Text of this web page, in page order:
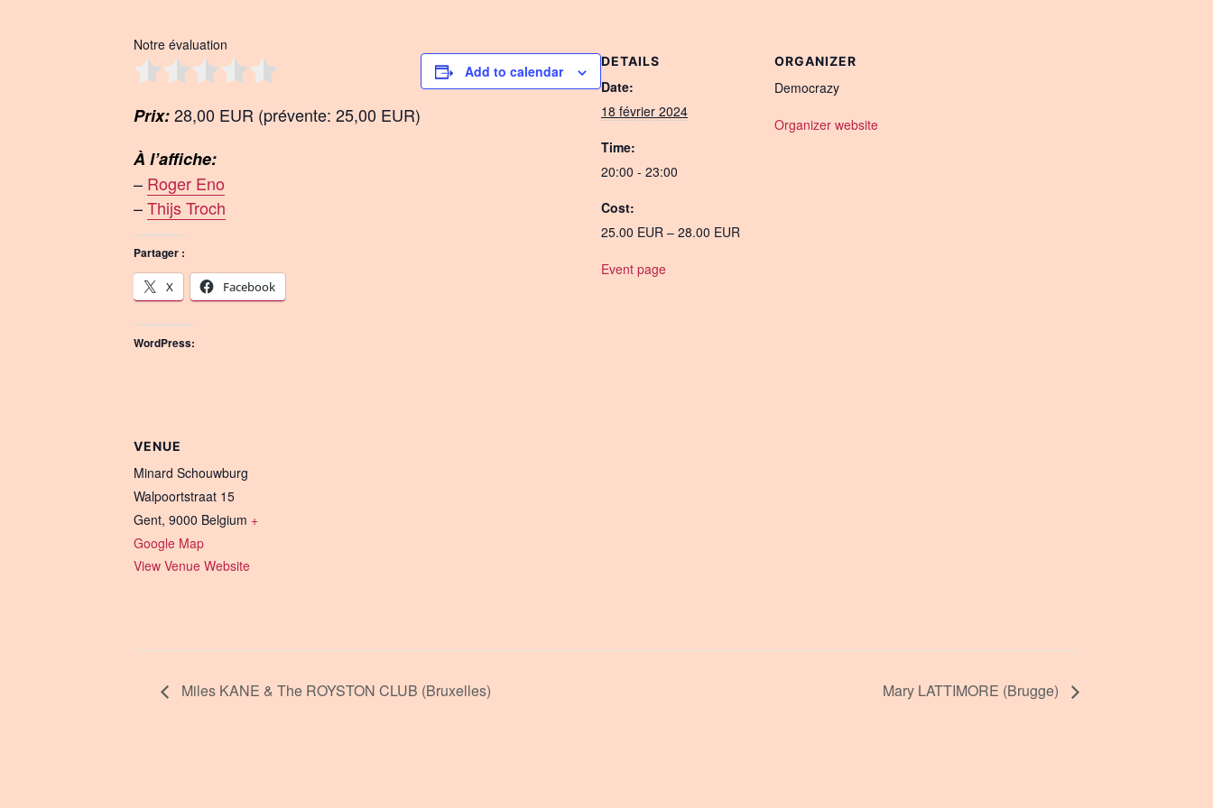
Notre évaluation
Prix:28,00 EUR (prévente: 25,00 EUR)
À l’affiche:
– Roger Eno
–Thijs Troch
Partager :
X Facebook
WordPress:
Add to calendar
DETAILS
Date:
18 février 2024
Time:
20:00 - 23:00
Cost:
25.00 EUR – 28.00 EUR
Event page
ORGANIZER
Democrazy
Organizer website
VENUE
Minard Schouwburg
Walpoortstraat 15
Gent, 9000 Belgium +
Google Map
View Venue Website
Miles KANE & The ROYSTON CLUB (Bruxelles) Mary LATTIMORE (Brugge)